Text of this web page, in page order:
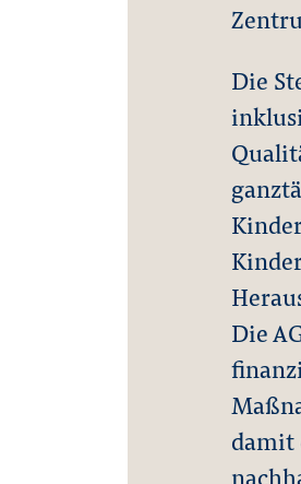
Die
Die
damit